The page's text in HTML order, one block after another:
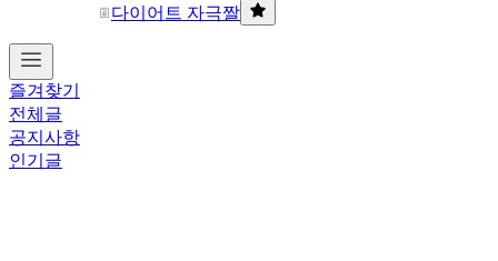
다이어트 자극짤
즐겨찾기
전체글
공지사항
인기글